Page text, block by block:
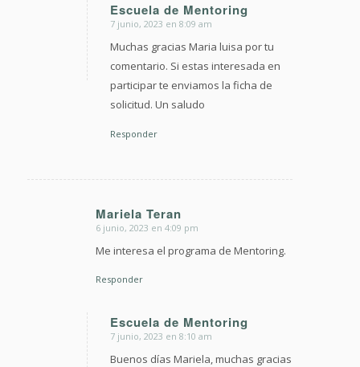
Escuela de Mentoring
Dice:
7 junio, 2023 en 8:09 am
Muchas gracias Maria luisa por tu
comentario. Si estas interesada en
participar te enviamos la ficha de
solicitud. Un saludo
Responder
Mariela Teran
Dice:
6 junio, 2023 en 4:09 pm
Me interesa el programa de Mentoring.
Responder
Escuela de Mentoring
Dice:
7 junio, 2023 en 8:10 am
Buenos días Mariela, muchas gracias